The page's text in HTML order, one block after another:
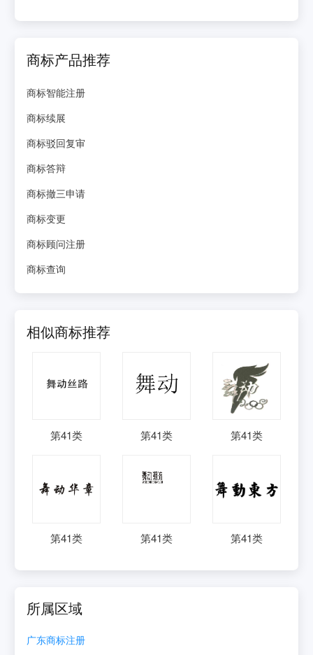
商标产品推荐
商标智能注册
商标续展
商标驳回复审
商标答辩
商标撤三申请
商标变更
商标顾问注册
商标查询
相似商标推荐
第41类 第41类 第41类
第41类 第41类 第41类
所属区域
广东商标注册